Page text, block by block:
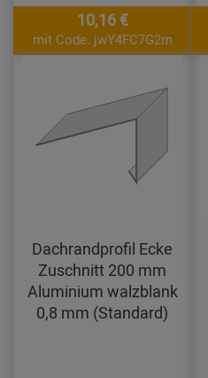
10,16 €
mit Code: jwY4FC7G2m
Dachrandprofil Ecke
Zuschnitt 200 mm
Aluminium walzblank
0,8 mm (Standard)